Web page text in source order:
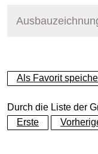
Ausprägung
+
Als Favorit
Durch die Liste der
Erste